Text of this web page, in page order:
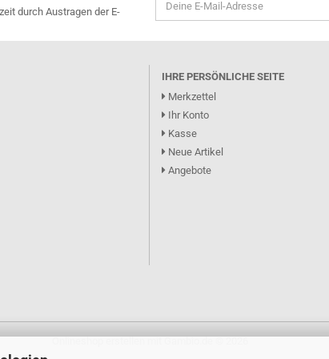
durch Austragen der E-
IHRE PERSÖNLICHE SEITE
Merkzettel
Ihr Konto
Kasse
Neue Artikel
Angebote